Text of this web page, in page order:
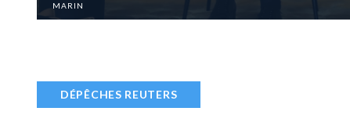
MARIN
DÉPÊCHES REUTERS